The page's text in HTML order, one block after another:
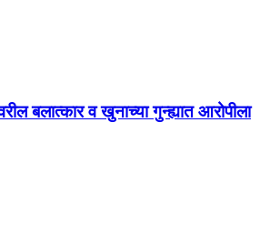
बलात्कार व खुनाच्या गुन्ह्यात आरोपीला